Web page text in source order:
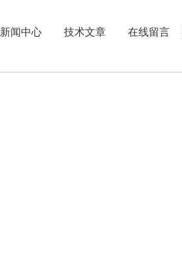
新闻中心 技术文章 在线留言